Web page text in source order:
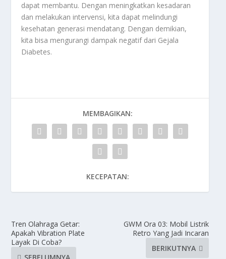
dapat membantu. Dengan meningkatkan kesadaran
dan melakukan intervensi, kita dapat melindungi
kesehatan generasi mendatang. Dengan demikian,
kita bisa mengurangi dampak negatif dari Gejala
Diabetes.
MEMBAGIKAN:
KECEPATAN:
Tren Olahraga Getar:
Apakah Vibration Plate
Layak Di Coba?
SEBELUMNYA
GWM Ora 03: Mobil Listrik
Retro Yang Jadi Incaran
BERIKUTNYA